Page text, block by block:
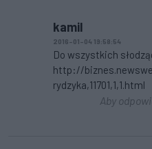
kamil
2016-01-04 19:58:54
Do wszystkich
http://
rydzyka,11701,1,1.html
Aby